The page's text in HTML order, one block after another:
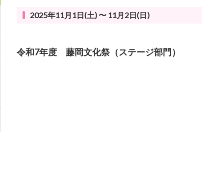
2025年11月1日(土) 〜 11月2日(日)
令和7年度 藤岡文化祭（ステージ部門）